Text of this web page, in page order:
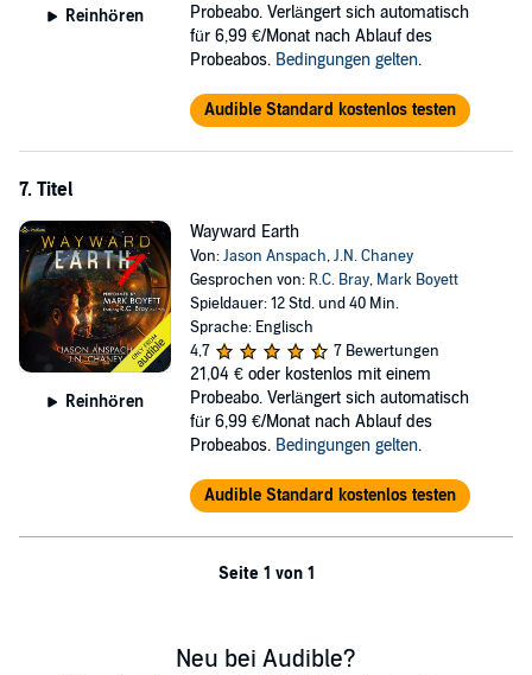
Reinhören
Probeabo. Verlängert sich automatisch
für 6,99 €/Monat nach Ablauf des
Probeabos. Bedingungen gelten.
Audible Standard kostenlos testen
7. Titel
Reinhören
Wayward Earth
Von:Jason Anspach,J.N. Chaney
Gesprochen von: R.C. Bray, Mark Boyett
Spieldauer: 12 Std. und 40 Min.
Sprache: Englisch
4,7
7 Bewertungen
21,04 € oder kostenlos mit einem
Probeabo. Verlängert sich automatisch
für 6,99 €/Monat nach Ablauf des
Probeabos. Bedingungen gelten.
Audible Standard kostenlos testen
Seite 1 von 1
Neu bei Audible?